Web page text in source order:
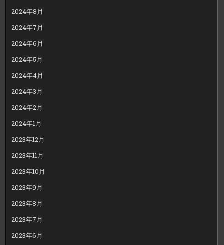
2024年8月
2024年7月
2024年6月
2024年5月
2024年4月
2024年3月
2024年2月
2024年1月
2023年12月
2023年11月
2023年10月
2023年9月
2023年8月
2023年7月
2023年6月